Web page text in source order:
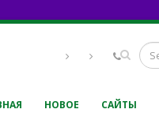
НОВОЕ САЙТЫ